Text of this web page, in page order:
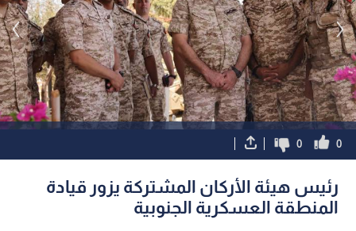
0
0
رئيس هيئة الأركان المشتركة يزور قيادة
المنطقة العسكرية الجنوبية